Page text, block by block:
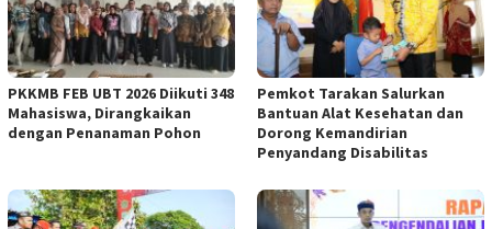
PKKMB FEB UBT 2026 Diikuti 348
Mahasiswa, Dirangkaikan
dengan Penanaman Pohon
Pemkot Tarakan Salurkan
Bantuan Alat Kesehatan dan
Dorong Kemandirian
Penyandang Disabilitas